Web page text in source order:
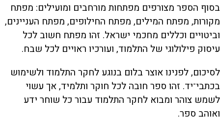
בסוף הספר מצורפים מפתחות מורחבים ומועילים: מפתח
מקורות, מפתח המילים, מפתח החילופים, מפתח העניינים,
וביטויים וכללים מחכמי ישראל. זהו מפתח חשוב לכל
עיסוק פילולוגי של התלמוד, ועורכיו ראויים לכל שבח.
לסיכום, לפנינו אוצר בלום בנוגע לחקר התלמוד ולשימוש
בכתבי־יד. זהו ספר חובה לכל חוקר ותלמיד, אך עשוי
לשמש צוהר ומבוא לחקר התלמוד עבור כל שוחר ידע
ואוהב ספר.